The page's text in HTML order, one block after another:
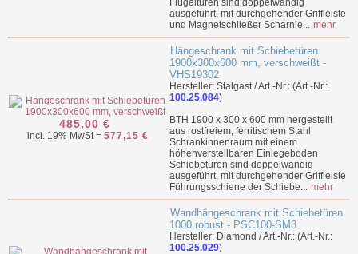
Flügeltüren sind doppelwandig
ausgeführt, mit durchgehender Griffleiste
und Magnetschließer Scharnie... mehr
485,00 €
incl. 19% MwSt = 577,15 €
Hängeschrank mit Schiebetüren
1900x300x600 mm, verschweißt -
VHS19302
Hersteller: Stalgast / Art.-Nr.: (Art.-Nr.:
100.25.084)
BTH 1900 x 300 x 600 mm hergestellt
aus rostfreiem, ferritischem Stahl
Schrankinnenraum mit einem
höhenverstellbaren Einlegeboden
Schiebetüren sind doppelwandig
ausgeführt, mit durchgehender Griffleiste
Führungsschiene der Schiebe... mehr
Wandhängeschrank mit Schiebetüren
1000 robust - PSC100-SM3
Hersteller: Diamond / Art.-Nr.: (Art.-Nr.:
100.25.029)